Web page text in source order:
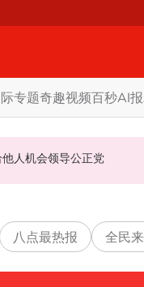
专题奇趣视频百秒AI报
“自动退盟”规定
返政坛 罗诗雅：给他人机会领导公正党
遭长期遭霸凌成导火索
八点最热报 全民